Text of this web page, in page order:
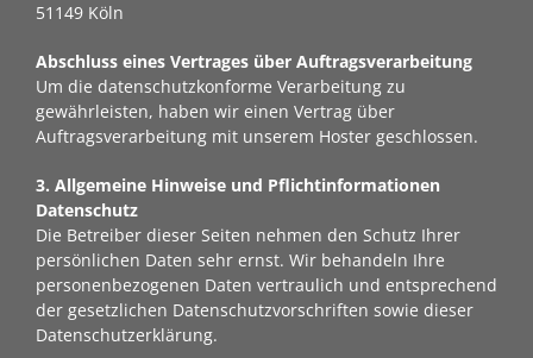
51149 Köln
Abschluss eines Vertrages über Auftragsverarbeitung
Um die datenschutzkonforme Verarbeitung zu
gewährleisten, haben wir einen Vertrag über
Auftragsverarbeitung mit unserem Hoster geschlossen.
3. Allgemeine Hinweise und Pflicht­informationen
Datenschutz
Die Betreiber dieser Seiten nehmen den Schutz Ihrer
persönlichen Daten sehr ernst. Wir behandeln Ihre
personenbezogenen Daten vertraulich und entsprechend
der gesetzlichen Datenschutzvorschriften sowie dieser
Datenschutzerklärung.